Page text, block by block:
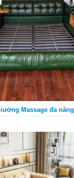
Massage đa năng